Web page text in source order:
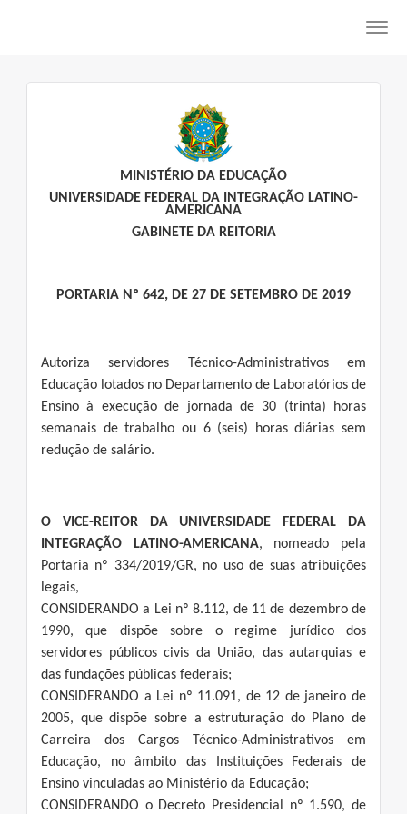
MINISTÉRIO DA EDUCAÇÃO
UNIVERSIDADE FEDERAL DA INTEGRAÇÃO LATINO-
AMERICANA
GABINETE DA REITORIA
PORTARIA Nº 642, DE 27 DE SETEMBRO DE 2019
Autoriza servidores Técnico-Administrativos em
Educação lotados no Departamento de Laboratórios de
Ensino à execução de jornada de 30 (trinta) horas
semanais de trabalho ou 6 (seis) horas diárias sem
redução de salário.
O VICE-REITOR DA UNIVERSIDADE FEDERAL DA
INTEGRAÇÃO LATINO-AMERICANA, nomeado pela
Portaria nº 334/2019/GR, no uso de suas atribuições
legais,
CONSIDERANDO a Lei nº 8.112, de 11 de dezembro de
1990, que dispõe sobre o regime jurídico dos
servidores públicos civis da União, das autarquias e
das fundações públicas federais;
CONSIDERANDO a Lei nº 11.091, de 12 de janeiro de
2005, que dispõe sobre a estruturação do Plano de
Carreira dos Cargos Técnico-Administrativos em
Educação, no âmbito das Instituições Federais de
Ensino vinculadas ao Ministério da Educação;
CONSIDERANDO o Decreto Presidencial nº 1.590, de